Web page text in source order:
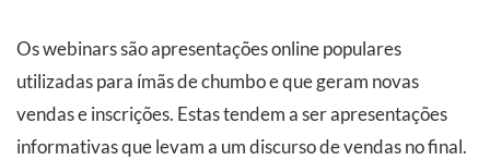
Os webinars são apresentações online populares
utilizadas para ímãs de chumbo e que geram novas
vendas e inscrições. Estas tendem a ser apresentações
informativas que levam a um discurso de vendas no final.